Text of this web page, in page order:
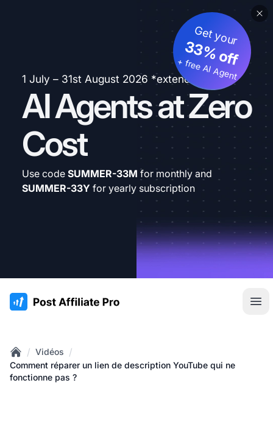
1 July – 31st August 2026 *extended
AI Agents at Zero
Cost
Get your
33% off
+ free AI Agent
Use code SUMMER-33M for monthly and
SUMMER-33Y for yearly subscription
:site.title
Home
/ Vidéos /
Comment réparer un lien de description YouTube qui ne
fonctionne pas ?